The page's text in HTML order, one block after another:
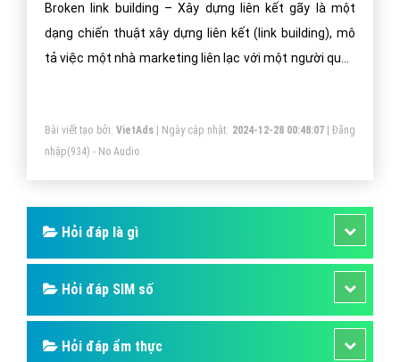
Broken link building – Xây dựng liên kết gãy là một
dạng chiến thuật xây dựng liên kết (link building), mô
tả việc một nhà marketing liên lạc với một người quản
các lựa chọn thay thế có bao gồm trang web mục tiêu
của mình.
Bài viết tạo bởi: VietAds| Ngày cập nhật: 2024-12-28 00:48:07|Đăng
nhập(934) - No Audio
Hỏi đáp là gì
Hỏi đáp SIM số
Hỏi đáp ẩm thực